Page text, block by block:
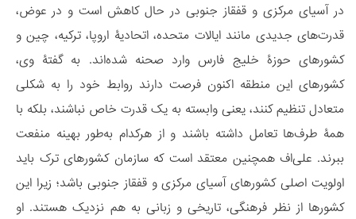
در آسیای مرکزی و قفقاز جنوبی در حال کاهش است و در عوض،
قدرت‌های جدیدی مانند ایالات متحده، اتحادیۀ اروپا، ترکیه، چین و
کشورهای حوزۀ خلیج فارس وارد صحنه شده‌اند. به گفتۀ وی،
کشورهای این منطقه اکنون فرصت دارند روابط خود را به شکلی
متعادل تنظیم کنند، یعنی وابسته به یک قدرت خاص نباشند، بلکه با
همۀ طرف‌ها تعامل داشته باشند و از هرکدام به‌طور بهینه منفعت
ببرند. علی‌اف همچنین معتقد است که سازمان کشورهای ترک باید
اولویت اصلی کشورهای آسیای مرکزی و قفقاز جنوبی باشد؛ زیرا این
کشورها از نظر فرهنگی، تاریخی و زبانی به هم نزدیک هستند. او